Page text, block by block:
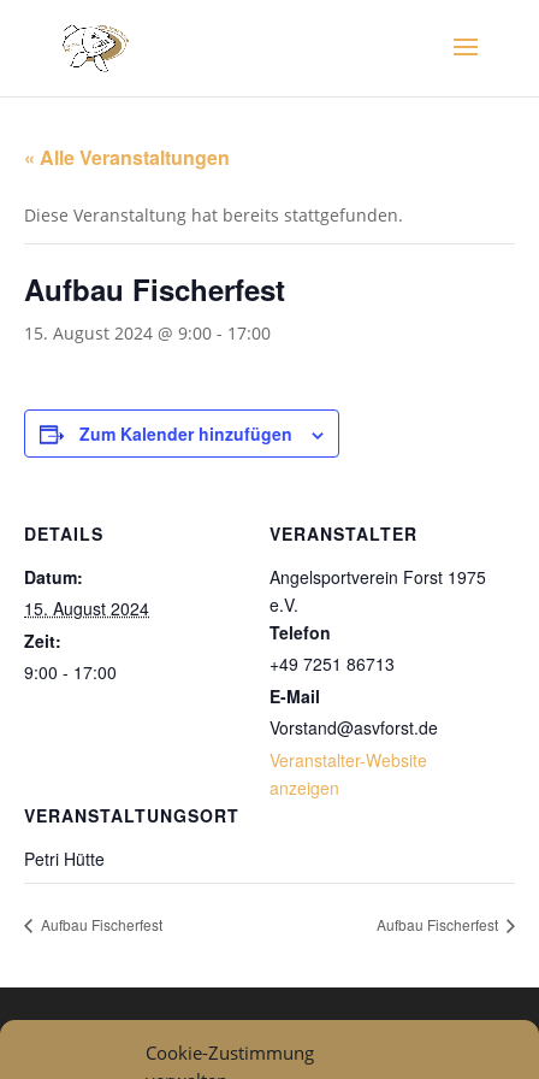
Cookie-Zustimmung
« Alle Veranstaltungen
Diese Veranstaltung hat bereits stattgefunden.
Aufbau Fischerfest
15. August 2024 @ 9:00 - 17:00
Zum Kalender hinzufügen
DETAILS
Datum:
15. August 2024
Zeit:
9:00 - 17:00
VERANSTALTUNGSORT
Petri Hütte
VERANSTALTER
Angelsportverein Forst 1975
e.V.
Telefon
+49 7251 86713
E-Mail
Vorstand@asvforst.de
Veranstalter-Website
anzeigen
Aufbau Fischerfest Aufbau Fischerfest
Datenschutzerklärung